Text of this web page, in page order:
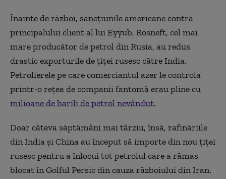
Înainte de război, sancțiunile americane contra
principalului client al lui Eyyub, Rosneft, cel mai
mare producător de petrol din Rusia, au redus
drastic exporturile de țiței rusesc către India.
Petrolierele pe care comerciantul azer le controla
printr-o rețea de companii fantomă erau pline cu
milioane de barili de petrol nevândut.
Doar câteva săptămâni mai târziu, însă, rafinăriile
din India și China au început să importe din nou țiței
rusesc pentru a înlocui tot petrolul care a rămas
blocat în Golful Persic din cauza războiului din Iran.